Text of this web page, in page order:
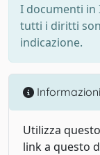
I documenti in
tutti i diritti
indicazione.
Informazioni
Utilizza
link a questo